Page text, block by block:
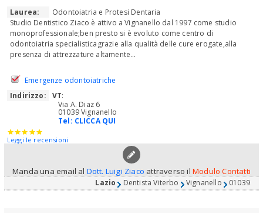
Laurea:
Odontoiatria e Protesi Dentaria
Studio Dentistico Ziaco è attivo a Vignanello dal 1997 come studio
monoprofessionale;ben presto si è evoluto come centro di
odontoiatria specialisticagrazie alla qualità delle cure erogate,alla
presenza di attrezzature altamente...
Emergenze odontoiatriche
Indirizzo:
VT:
Via A. Diaz 6
01039 Vignanello
Tel: CLICCA QUI
Leggi le recensioni
Manda una email al Dott. Luigi Ziaco attraverso ilModulo Contatti
Lazio Dentista Viterbo Vignanello 01039